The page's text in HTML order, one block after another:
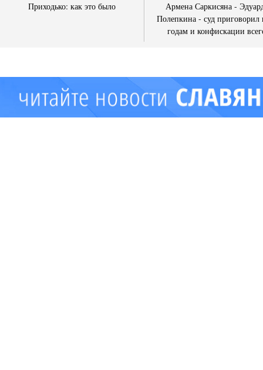
Приходько: как это было
Армена Саркисяна -
Полепкина - суд приговорил
годам и конфискации